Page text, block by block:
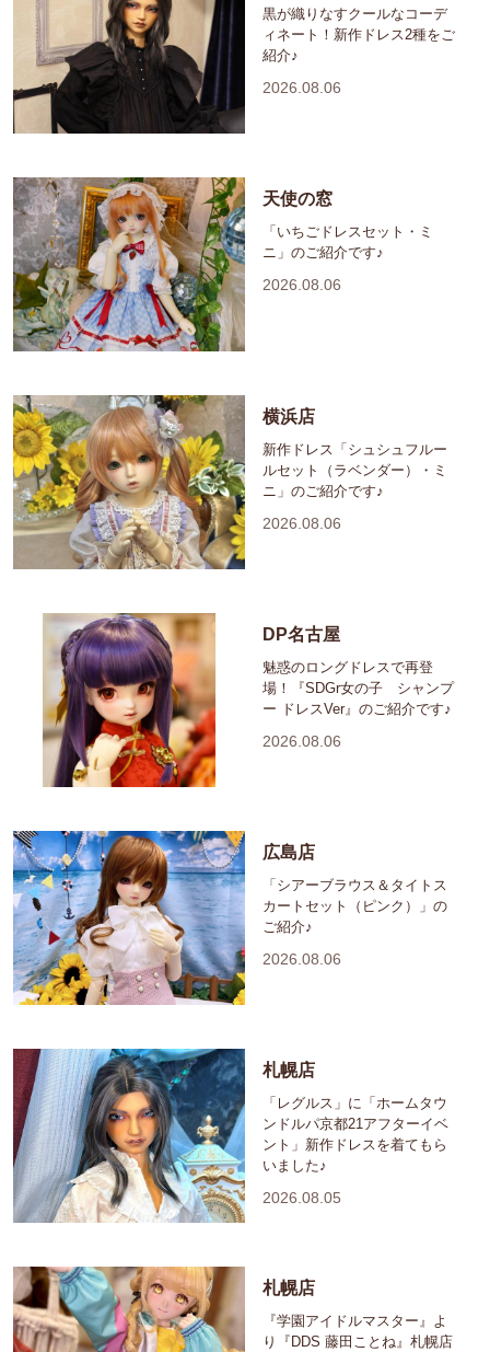
黒が織りなすクールなコーデ
ィネート！新作ドレス2種をご
紹介♪
2026.08.06
天使の窓
「いちごドレスセット・ミ
ニ」のご紹介です♪
2026.08.06
横浜店
新作ドレス「シュシュフルー
ルセット（ラベンダー）・ミ
ニ」のご紹介です♪
2026.08.06
DP名古屋
魅惑のロングドレスで再登
場！『SDGr女の子 シャンプ
ー ドレスVer』のご紹介です♪
2026.08.06
広島店
「シアーブラウス＆タイトス
カートセット（ピンク）」の
ご紹介♪
2026.08.06
札幌店
「レグルス」に「ホームタウ
ンドルパ京都21アフターイベ
ント」新作ドレスを着てもら
いました♪
2026.08.05
札幌店
『学園アイドルマスター』よ
り『DDS 藤田ことね』札幌店